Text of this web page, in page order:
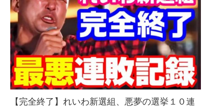
【完全終了】れいわ新選組、悪夢の選挙１０連